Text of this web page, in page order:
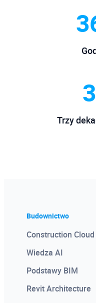
Trzy
Budownictwo
Construction Cloud
Wiedza AI
Podstawy BIM
Revit Architecture